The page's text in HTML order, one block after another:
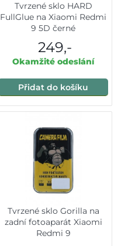
Tvrzené sklo HARD
FullGlue na Xiaomi Redmi
9 5D černé
249,-
Okamžité odeslání
Přidat do košíku
Tvrzené sklo Gorilla na
zadní fotoaparát Xiaomi
Redmi 9